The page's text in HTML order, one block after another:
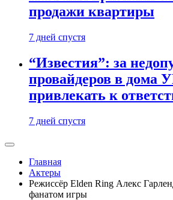
продажи квартиры
7 дней спустя
“Известия”: за
провайдеров в дома
привлекать к
7 дней спустя
Главная
Актеры
Режиссёр Elden Ring Алекс
фанатом игры